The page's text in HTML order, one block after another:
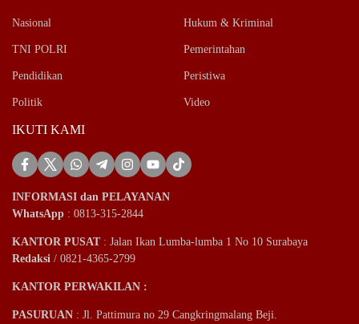
Nasional Hukum & Kriminal
TNI POLRI Pemerintahan
Pendidikan Peristiwa
Politik Video
IKUTI KAMI
INFORMASI dan PELAYANAN
WhatsApp : 0813-315-2844
KANTOR PUSAT: Jalan Ikan Lumba-lumba 1 No 10 Surabaya
Redaksi / 0821-4365-2799
KANTOR PERWAKILAN :
PASURUAN : Jl. Pattimura no 29 Cangkringmalang Beji.